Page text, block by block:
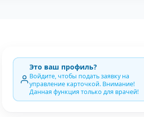
Это ваш профиль?
Войдите, чтобы подать заявку на
управление карточкой. Внимание!
Данная функция только для врачей!